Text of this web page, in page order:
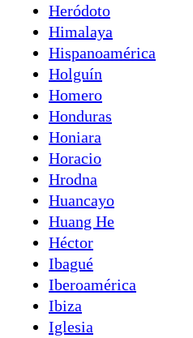
Heródoto
Himalaya
Hispanoamérica
Holguín
Homero
Honduras
Honiara
Horacio
Hrodna
Huancayo
Huang He
Héctor
Ibagué
Iberoamérica
Ibiza
Iglesia